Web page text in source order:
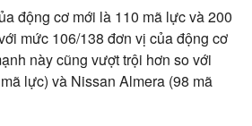
động cơ mới là 110 mã lực và 200
mức 106/138 đơn vị của động cơ
này cũng vượt trội hơn so với
lực) và Nissan Almera (98 mã